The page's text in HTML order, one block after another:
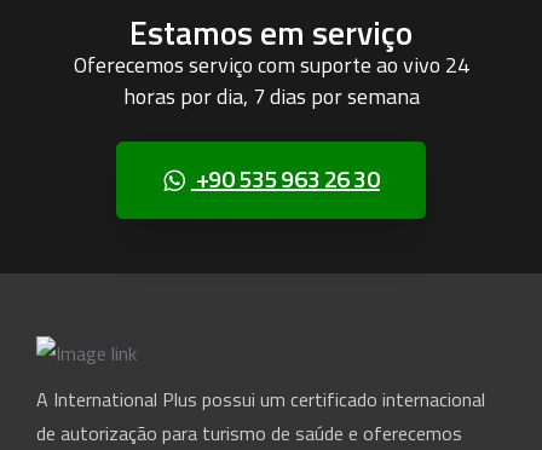
Estamos em serviço
Oferecemos serviço com suporte ao vivo 24
horas por dia, 7 dias por semana
+90 535 963 26 30
A International Plus possui um certificado internacional
de autorização para turismo de saúde e oferecemos